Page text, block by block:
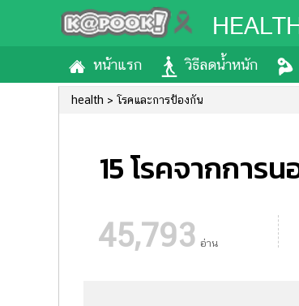
หน้าแรก วิธีลดน้ำหนัก
health โรคและการป้องกัน
15 โรคจากการ
45,793 อ่าน